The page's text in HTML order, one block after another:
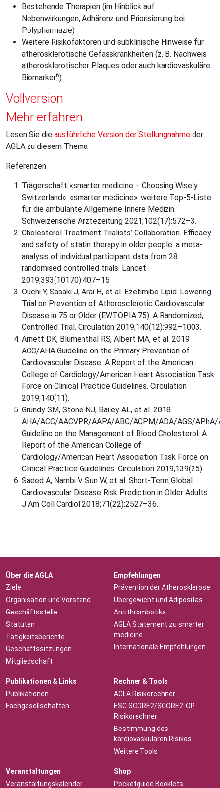
Bestehende Therapien (im Hinblick auf
Nebenwirkungen, Adhärenz und Priorisierung bei
Polypharmazie)
Weitere Risikofaktoren und subklinische Hinweise für
atherosklerotische Gefässkrankheiten (z. B. Nachweis
atherosklerotischer Plaques oder auch kardiovaskuläre
Biomarker6).
Vollversion
Mehr erfahren
Lesen Sie die ausführliche Version der Stellungnahme der
AGLA zu diesem Thema
Referenzen
Trägerschaft «smarter medicine – Choosing Wisely
Switzerland». «smarter medicine»: weitere Top-5-Liste
für die ambulante Allgemeine Innere Medizin.
Schweizerische Ärztezeitung 2021;102(17):572–3.
Cholesterol Treatment Trialists’ Collaboration. Efficacy
and safety of statin therapy in older people: a meta-
analysis of individual participant data from 28
randomised controlled trials. Lancet
2019;393(10170):407–15.
Ouchi Y, Sasaki J, Arai H, et al. Ezetimibe Lipid-Lowering
Trial on Prevention of Atherosclerotic Cardiovascular
Disease in 75 or Older (EWTOPIA 75): A Randomized,
Controlled Trial. Circulation 2019;140(12):992–1003.
Arnett DK, Blumenthal RS, Albert MA, et al. 2019
ACC/AHA Guideline on the Primary Prevention of
Cardiovascular Disease: A Report of the American
College of Cardiology/American Heart Association Task
Force on Clinical Practice Guidelines. Circulation
2019;140(11).
Grundy SM, Stone NJ, Bailey AL, et al. 2018
AHA/ACC/AACVPR/AAPA/ABC/ACPM/ADA/AGS/
Guideline on the Management of Blood Cholesterol: A
Report of the American College of
Cardiology/American Heart Association Task Force on
Clinical Practice Guidelines. Circulation 2019;139(25).
Saeed A, Nambi V, Sun W, et al. Short-Term Global
Cardiovascular Disease Risk Prediction in Older Adults.
J Am Coll Cardiol 2018;71(22):2527–36.
Über die AGLA
Ziele
Organisation und Vorstand
Geschäftsstelle
Statuten
Tätigkeitsberichte
Geschäftssitzungen
Mitgliedschaft
Empfehlungen
Prävention der Atherosklerose
Übergewicht und Adipositas
Antithrombotika
AGLA Statement zu smarter
medicine
Internationale Empfehlungen
Publikationen & Links
Publikationen
Fachgesellschaften
Rechner & Tools
AGLA Risikorechner
ESC SCORE2/SCORE2-OP
Risikorechner
Bestimmung des
kardiovaskulären Risikos
Weitere Tools
Veranstaltungen
Veranstaltungskalender
Shop
Pocketguide Booklets